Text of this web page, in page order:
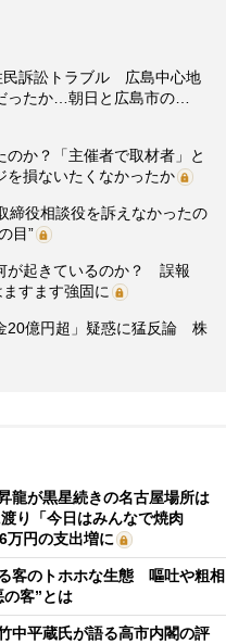
民訴訟トラブル 広島中心地
ったか…朝日と広島市の…
のか？「主催者で取材者」と
を損ないたくなかったか
締役相談役を訴えなかったの
目”
が起きているのか？ 誤報
すます強固に
20億円超」疑惑に猛反論 株
龍が黒星続きの名古屋場所は
り「今日はみんなで焼肉
円の支出増に
客のトホホな生態 嘔吐や粗相
の客”とは
中平蔵氏が語る高市内閣の評